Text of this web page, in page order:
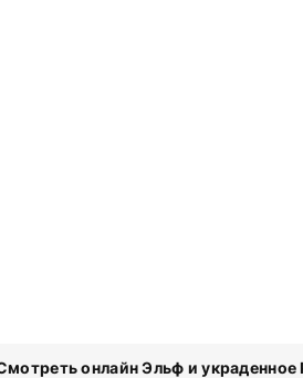
онлайн Эльф и